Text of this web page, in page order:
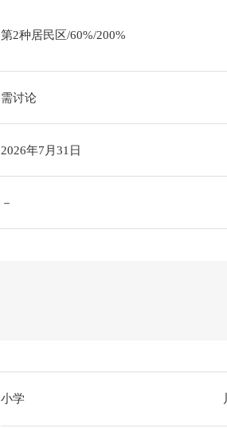
第2种居民区/60%/200%
需讨论
2026年7月31日
－
小学